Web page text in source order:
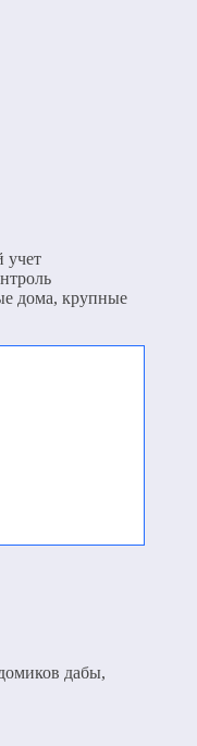
учет
дома, крупные
дабы,